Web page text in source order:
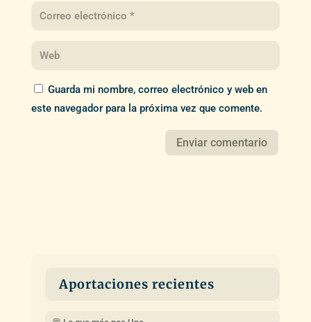
Guarda mi nombre, correo electrónico y web en
este navegador para la próxima vez que comente.
Aportaciones recientes